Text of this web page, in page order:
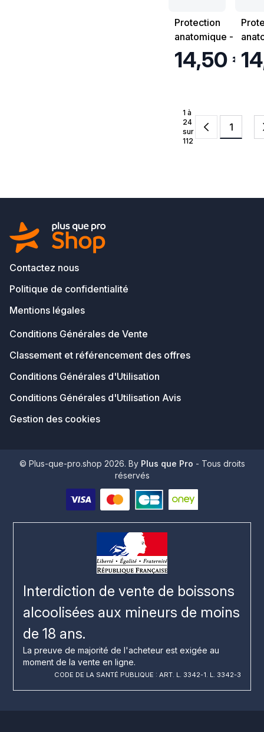
Protection
anatomique - iD
Form - Extra
Plus - Long - 7
14,50 €
1 à
24
sur
112
1
Contactez nous
Politique de confidentialité
Mentions légales
Conditions Générales de Vente
Classement et référencement des offres
Conditions Générales d'Utilisation
Conditions Générales d'Utilisation Avis
Gestion des cookies
© Plus-que-pro.shop 2026. By Plus que Pro - Tous droits
réservés
Interdiction de vente de boissons
alcoolisées aux mineurs de moins
de 18 ans.
La preuve de majorité de l'acheteur est exigée au
moment de la vente en ligne.
CODE DE LA SANTÉ PUBLIQUE : ART. L. 3342-1. L. 3342-3